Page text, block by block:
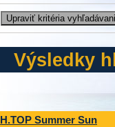
Výsledky
H.TOP Summer Sun